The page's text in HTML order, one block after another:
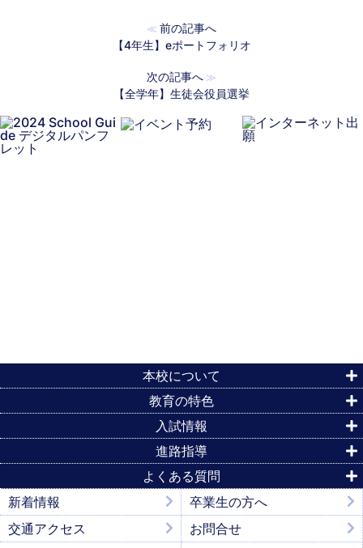
≪ 前の記事へ
【4年生】eポートフォリオ
次の記事へ ≫
【全学年】生徒会役員選挙
本校について
教育の特色
入試情報
進路指導
よくある質問
新着情報
卒業生の方へ
交通アクセス
お問合せ